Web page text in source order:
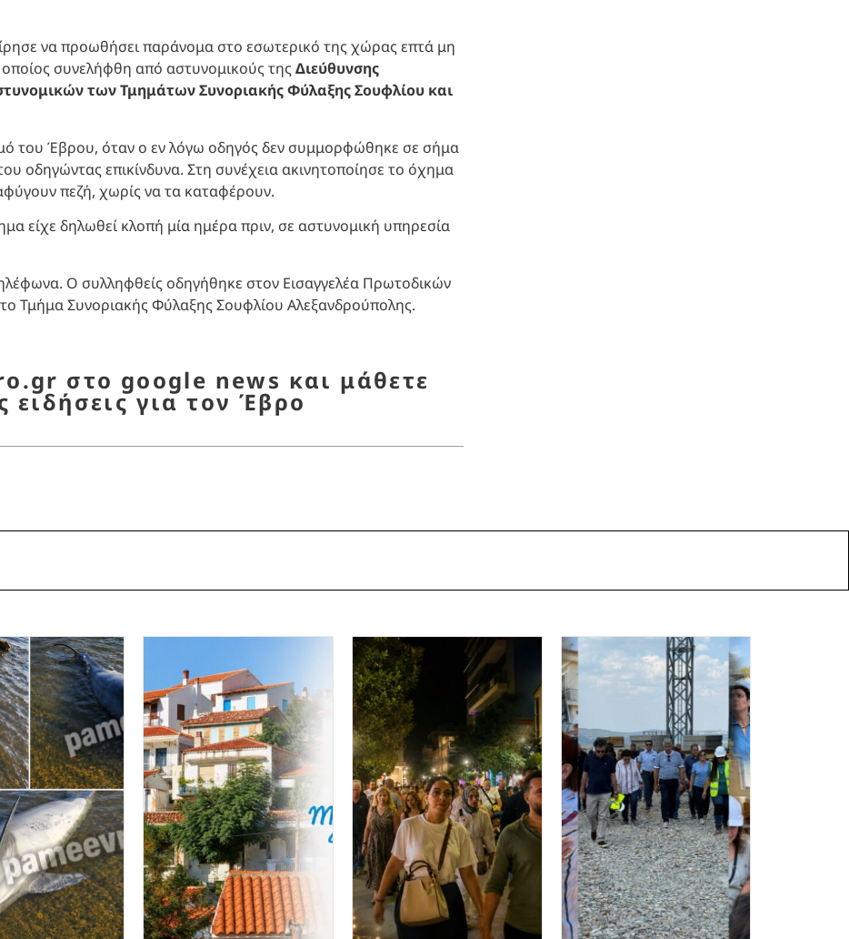
να προωθήσει παράνομα στο εσωτερικό της χώρας επτά μη
συνελήφθη από αστυνομικούς της Διεύθυνσης
των Τμημάτων Συνοριακής Φύλαξης Σουφλίου και
του Έβρου, όταν ο εν λόγω οδηγός δεν συμμορφώθηκε σε σήμα
οδηγώντας επικίνδυνα. Στη συνέχεια ακινητοποίησε το όχημα
πεζή, χωρίς να τα καταφέρουν.
είχε δηλωθεί κλοπή μία ημέρα πριν, σε αστυνομική υπηρεσία
Ο συλληφθείς οδηγήθηκε στον Εισαγγελέα Πρωτοδικών
Τμήμα Συνοριακής Φύλαξης Σουφλίου Αλεξανδρούπολης.
στο google news και μάθετε
ειδήσεις για τον Έβρο